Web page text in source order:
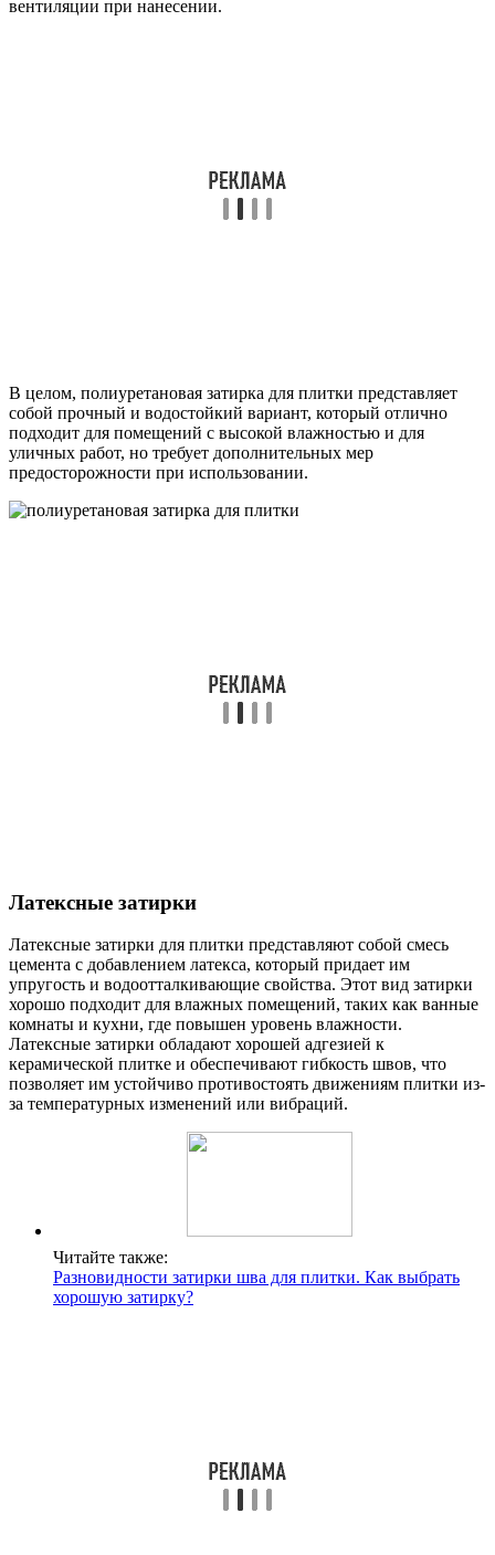
вентиляции при нанесении.
В целом, полиуретановая затирка для плитки представляет
собой прочный и водостойкий вариант, который отлично
подходит для помещений с высокой влажностью и для
уличных работ, но требует дополнительных мер
предосторожности при использовании.
Латексные затирки
Латексные затирки для плитки представляют собой смесь
цемента с добавлением латекса, который придает им
упругость и водоотталкивающие свойства. Этот вид затирки
хорошо подходит для влажных помещений, таких как ванные
комнаты и кухни, где повышен уровень влажности.
Латексные затирки обладают хорошей адгезией к
керамической плитке и обеспечивают гибкость швов, что
позволяет им устойчиво противостоять движениям плитки из-
за температурных изменений или вибраций.
Читайте также:
Разновидности затирки шва для плитки. Как выбрать
хорошую затирку?